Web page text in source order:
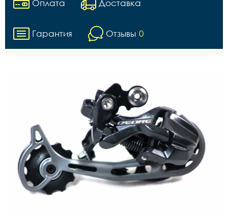
Оплата Доставка
Гарантия Отзывы 0